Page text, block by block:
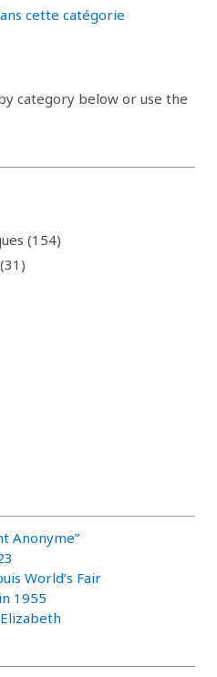
cette catégorie
category below or use the
(154)
Anonyme”
World’s Fair
1955